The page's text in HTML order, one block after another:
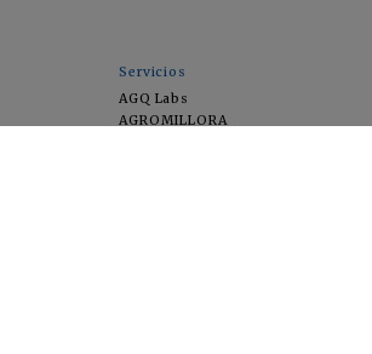
Servicios
AGQ Labs
AGROMILLORA